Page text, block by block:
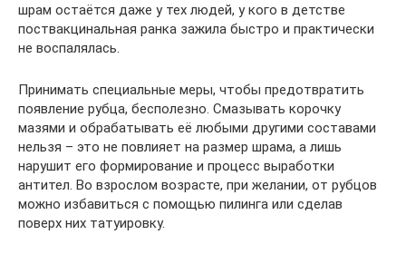
шрам остаётся даже у тех людей, у кого в детстве
поствакцинальная ранка зажила быстро и практически
не воспалялась.
Принимать специальные меры, чтобы предотвратить
появление рубца, бесполезно. Смазывать корочку
мазями и обрабатывать её любыми другими составами
нельзя – это не повлияет на размер шрама, а лишь
нарушит его формирование и процесс выработки
антител. Во взрослом возрасте, при желании, от рубцов
можно избавиться с помощью пилинга или сделав
поверх них татуировку.